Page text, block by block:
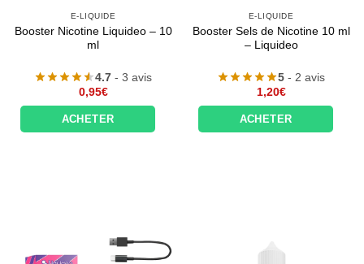
E-LIQUIDE
Booster Nicotine Liquideo – 10
ml
4.7 - 3 avis
0,95€
ACHETER
E-LIQUIDE
Booster Sels de Nicotine 10 ml
– Liquideo
5 - 2 avis
1,20€
ACHETER